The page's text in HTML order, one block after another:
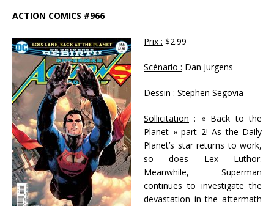
ACTION COMICS #966
Prix : $2.99
Scénario : Dan Jurgens
Dessin : Stephen Segovia
Sollicitation : « Back to the
Planet » part 2! As the Daily
Planet’s star returns to work,
so does Lex Luthor.
Meanwhile, Superman
continues to investigate the
devastation in the aftermath